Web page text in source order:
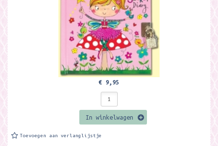
€ 9,95
In winkelwagen
Toevoegen aan verlanglijstje